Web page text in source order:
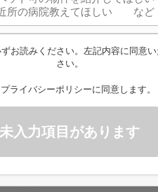
ずお読みください。左記内容に同意
さい。
プライバシーポリシーに同意します。
未入力項目があります